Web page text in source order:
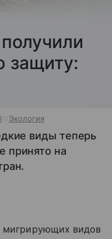
защиту:
Экология
виды теперь
принято на
мигрирующих видов